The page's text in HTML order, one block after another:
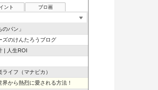
ント ブロ画
ア｜MONO LOVE!
やりたいこと中心のライフスタイル
パン」
ズのけんたろうブログ
| 人生ROI
イフ（マナピカ）
界から熱烈に愛される方法！